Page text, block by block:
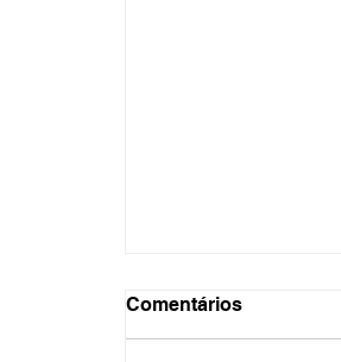
Comentários